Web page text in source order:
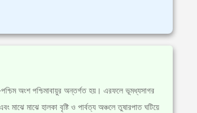
অংশ পশ্চিমাবায়ুর অন্তর্গত হয়। এরফলে ভূমধ্যসাগর
মাঝে হালকা বৃষ্টি ও পার্বত্য অঞ্চলে তুষারপাত ঘটিয়ে